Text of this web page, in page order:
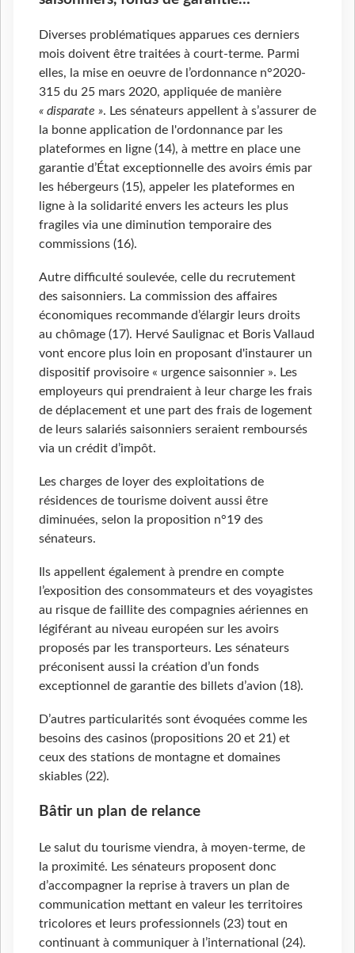
Diverses problématiques apparues ces derniers
mois doivent être traitées à court-terme. Parmi
elles, la mise en oeuvre de l’ordonnance n°2020-
315 du 25 mars 2020, appliquée de manière
« disparate ». Les sénateurs appellent à s’assurer de
la bonne application de l'ordonnance par les
plateformes en ligne (14), à mettre en place une
garantie d’État exceptionnelle des avoirs émis par
les hébergeurs (15), appeler les plateformes en
ligne à la solidarité envers les acteurs les plus
fragiles via une diminution temporaire des
commissions (16).
Autre difficulté soulevée, celle du recrutement
des saisonniers. La commission des affaires
économiques recommande d’élargir leurs droits
au chômage (17). Hervé Saulignac et Boris Vallaud
vont encore plus loin en proposant d'instaurer un
dispositif provisoire « urgence saisonnier ». Les
employeurs qui prendraient à leur charge les frais
de déplacement et une part des frais de logement
de leurs salariés saisonniers seraient remboursés
via un crédit d’impôt.
Les charges de loyer des exploitations de
résidences de tourisme doivent aussi être
diminuées, selon la proposition n°19 des
sénateurs.
Ils appellent également à prendre en compte
l’exposition des consommateurs et des voyagistes
au risque de faillite des compagnies aériennes en
légiférant au niveau européen sur les avoirs
proposés par les transporteurs. Les sénateurs
préconisent aussi la création d’un fonds
exceptionnel de garantie des billets d’avion (18).
D’autres particularités sont évoquées comme les
besoins des casinos (propositions 20 et 21) et
ceux des stations de montagne et domaines
skiables (22).
Bâtir un plan de relance
Le salut du tourisme viendra, à moyen-terme, de
la proximité. Les sénateurs proposent donc
d’accompagner la reprise à travers un plan de
communication mettant en valeur les territoires
tricolores et leurs professionnels (23) tout en
continuant à communiquer à l’international (24).